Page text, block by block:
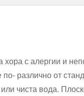
с алергии и
различно от
чиста вода.